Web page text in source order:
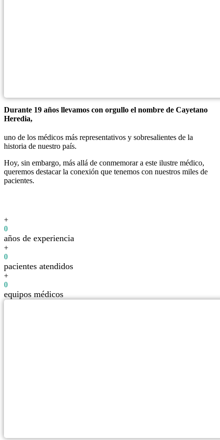
Durante 19 años llevamos con orgullo el nombre de Cayetano
Heredia,
uno de los médicos más representativos y sobresalientes de la
historia de nuestro país.
Hoy, sin embargo, más allá de conmemorar a este ilustre médico,
queremos destacar la conexión que tenemos con nuestros miles de
pacientes.
+
0
años de experiencia
+
0
pacientes atendidos
+
0
equipos médicos